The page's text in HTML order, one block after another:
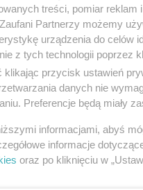
treści, pomiar reklam
Partnerzy możemy
urządzenia do celów
z tych technologii poprzez
klikając przycisk ustawień
danych nie
Preferencje będą miały
informacjami, abyś
informacje
oraz po kliknięciu w